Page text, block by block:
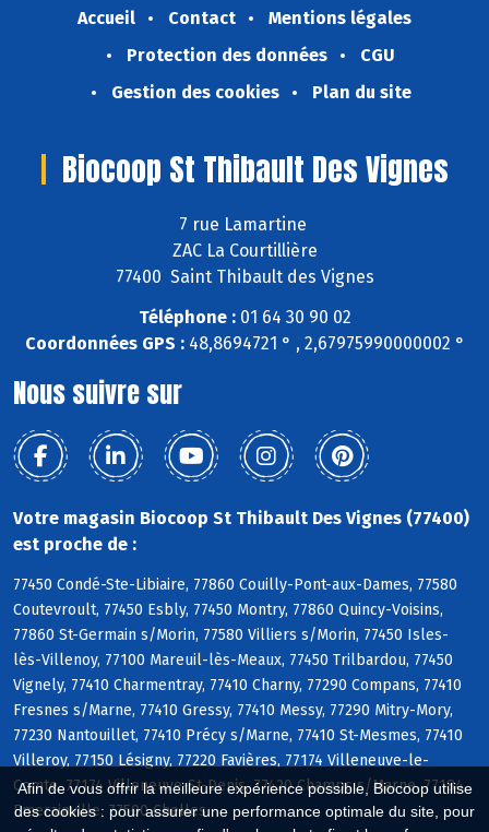
Afin de vous offrir la meilleure expérience possible, Biocoop utilise
des cookies : pour assurer une performance optimale du site, pour
Accueil Contact
Mentions légales
Protection des données
CGU
Gestion des cookies
Plan du site
Biocoop St Thibault Des Vignes
7 rue Lamartine
ZAC La Courtillière
77400 Saint Thibault des Vignes
Téléphone :01 64 30 90 02
Coordonnées GPS :48,8694721 ° , 2,67975990000002 °
Nous suivre sur
Votre magasin Biocoop St Thibault Des Vignes (77400)
est proche de :
77450 Condé-Ste-Libiaire, 77860 Couilly-Pont-aux-Dames, 77580
Coutevroult, 77450 Esbly, 77450 Montry, 77860 Quincy-Voisins,
77860 St-Germain s/Morin, 77580 Villiers s/Morin, 77450 Isles-
lès-Villenoy, 77100 Mareuil-lès-Meaux, 77450 Trilbardou, 77450
Vignely, 77410 Charmentray, 77410 Charny, 77290 Compans, 77410
Fresnes s/Marne, 77410 Gressy, 77410 Messy, 77290 Mitry-Mory,
77230 Nantouillet, 77410 Précy s/Marne, 77410 St-Mesmes, 77410
Villeroy, 77150 Lésigny, 77220 Favières, 77174 Villeneuve-le-
Comte, 77174 Villeneuve-St-Denis, 77420 Champs s/Marne, 77184
Emerainville, 77500 Chelles